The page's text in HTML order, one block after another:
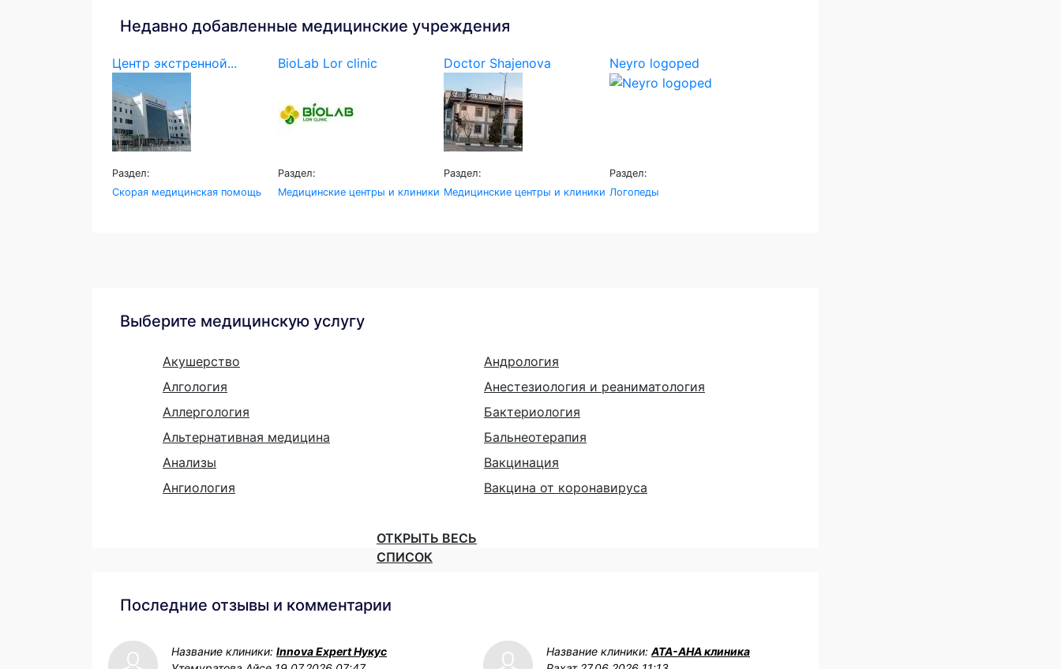
Недавно добавленные медицинские учреждения
Центр экстренной...
Раздел:
Скорая медицинская помощь
BioLab Lor clinic
Раздел:
Медицинские центры и клиники
Doctor Shajenova
Раздел:
Медицинские центры и клиники
Neyro logoped
Раздел:
Логопеды
Выберите медицинскую услугу
Акушерство
Алгология
Аллергология
Альтернативная медицина
Анализы
Ангиология
Андрология
Анестезиология и реаниматология
Бактериология
Бальнеотерапия
Вакцинация
Вакцина от коронавируса
ОТКРЫТЬ ВЕСЬ
СПИСОК
Последние отзывы и комментарии
Название клиники: Innova Expert Нукус
Название клиники: АТА-АНА клиника